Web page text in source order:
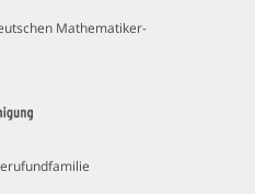
Mathematiker-